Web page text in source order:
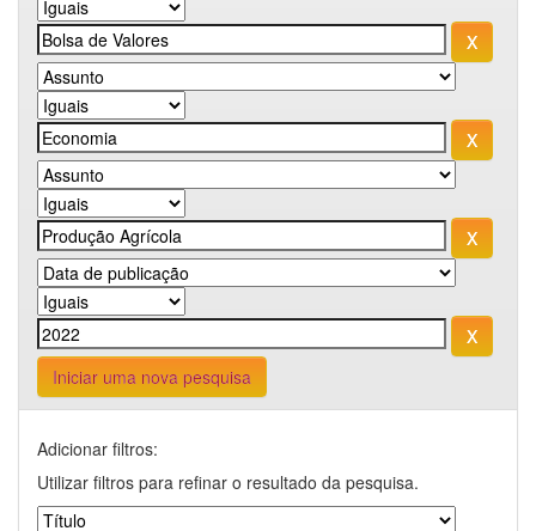
Iniciar uma nova pesquisa
Adicionar filtros:
Utilizar filtros para refinar o resultado da pesquisa.